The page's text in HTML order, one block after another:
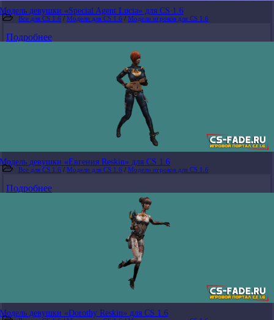
Модель девушки «Special Agent Lucia» для CS 1.6
Все для CS 1.6 / Модели для CS 1.6 / Модели игроков для CS 1.6
Подробнее
Модель девушки «Евгения Reskin» для CS 1.6
Все для CS 1.6 / Модели для CS 1.6 / Модели игроков для CS 1.6
Подробнее
Модель девушки «Dorothy Reskin» для CS 1.6